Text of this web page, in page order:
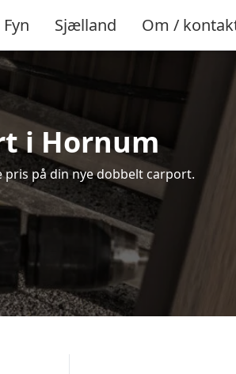
Fyn Sjælland Om /
i Hornum
på din nye dobbelt carport.